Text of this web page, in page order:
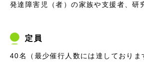
発達障害児（者）の家族や支援者、研
定員
40名（最少催行人数には達しておりま